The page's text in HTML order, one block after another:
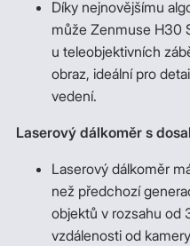
Díky nejnovějšímu
může Zenmuse H30
u teleobjektivních
obraz, ideální pro
vedení.
Laserový dálkoměr s
Laserový dálkoměr
než předchozí
objektů v rozsahu od
vzdálenosti od